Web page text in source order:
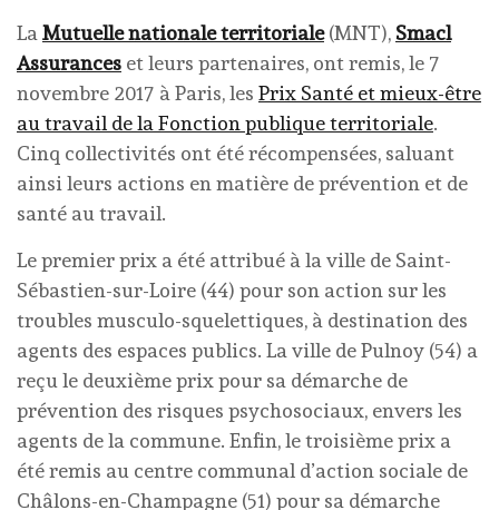
La Mutuelle nationale territoriale(MNT), Smacl
Assurances et leurs partenaires, ont remis, le 7
novembre 2017 à Paris, les Prix Santé et mieux-être
au travail de la Fonction publique territoriale.
Cinq collectivités ont été récompensées, saluant
ainsi leurs actions en matière de prévention et de
santé au travail.
Le premier prix a été attribué à la ville de Saint-
Sébastien-sur-Loire (44) pour son action sur les
troubles musculo-squelettiques, à destination des
agents des espaces publics. La ville de Pulnoy (54) a
reçu le deuxième prix pour sa démarche de
prévention des risques psychosociaux, envers les
agents de la commune. Enfin, le troisième prix a
été remis au centre communal d’action sociale de
Châlons-en-Champagne (51) pour sa démarche